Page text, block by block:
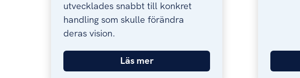
utvecklades snabbt till konkret
handling som skulle förändra
deras vision.
Läs mer